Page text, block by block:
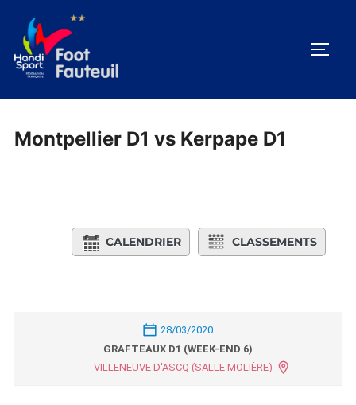
contenu
Montpellier D1 vs Kerpape D1
CALENDRIER CLASSEMENTS
28/03/2020
GRAFTEAUX D1 (WEEK-END 6)
VILLENEUVE D'ASCQ (SALLE MOLIÈRE)